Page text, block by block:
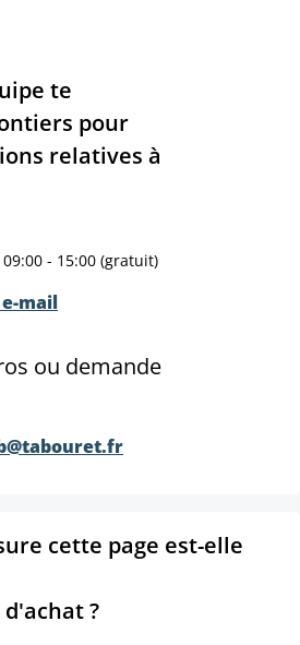
te
pour
relatives à
- 15:00 (gratuit)
mail
ou demande
cette page est-elle
?